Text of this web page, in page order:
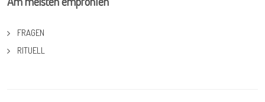
FRAGEN
RITUELL